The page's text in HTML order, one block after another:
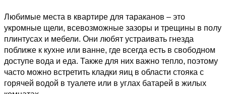
Любимые места в квартире для тараканов – это
укромные щели, всевозможные зазоры и трещины в полу
плинтусах и мебели. Они любят устраивать гнезда
поближе к кухне или ванне, где всегда есть в свободном
доступе вода и еда. Также для них важно тепло, поэтому
часто можно встретить кладки яиц в области стояка с
горячей водой в туалете или в углах батарей в жилых